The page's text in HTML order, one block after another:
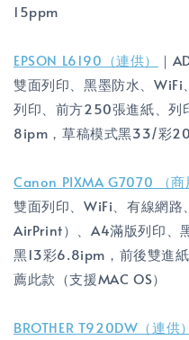
15ppm
EPSON L6190（連供）
｜
雙面列印、黑墨防水、WiFi
列印、前方250張進紙、列
8ipm，草稿模式黑33/彩
Canon PIXMA G7070 （商
雙面列印、WiFi、有線網路
AirPrint）、A4滿版列印、
黑13彩6.8ipm，前後雙進
薦此款（支援MAC OS）
BROTHER T920DW（連供）